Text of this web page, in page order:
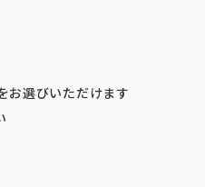
お選びいただけます